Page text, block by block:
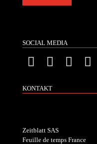
SOCIAL MEDIA
KONTAKT
Zeitblatt SAS
Feuille de temps France